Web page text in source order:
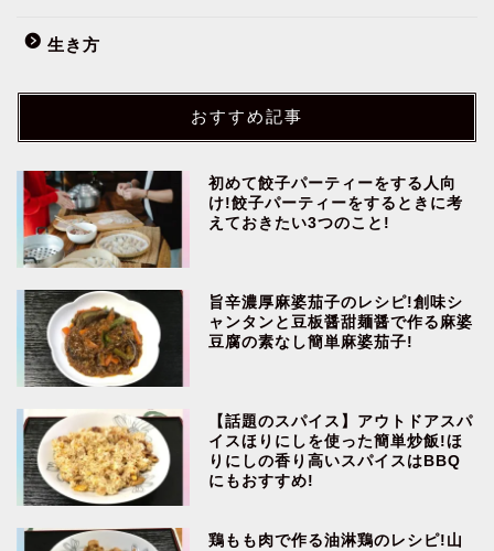
生き方
おすすめ記事
初めて餃子パーティーをする人向
け!餃子パーティーをするときに考
えておきたい3つのこと!
旨辛濃厚麻婆茄子のレシピ!創味シ
ャンタンと豆板醤甜麺醤で作る麻婆
豆腐の素なし簡単麻婆茄子!
【話題のスパイス】アウトドアスパ
イスほりにしを使った簡単炒飯!ほ
りにしの香り高いスパイスはBBQ
にもおすすめ!
鶏もも肉で作る油淋鶏のレシピ!山